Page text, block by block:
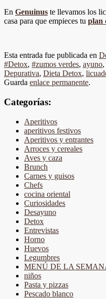
En Genuinus te llevamos los
casa para que empieces tu plan
Esta entrada fue publicada en
#Detox, #zumos verdes, ayuno,
Depurativa, Dieta Detox,
Guarda enlace permanente.
Categorías:
Aperitivos
aperitivos festivos
Aperitivos y entrantes
Arroces y cereales
Aves y caza
Brunch
Carnes y guisos
Chefs
cocina oriental
Curiosidades
Desayuno
Detox
Entrevistas
Horno
Huevos
Legumbres
MENÚ DE LA
niños
Pasta y pizzas
Pescado blanco